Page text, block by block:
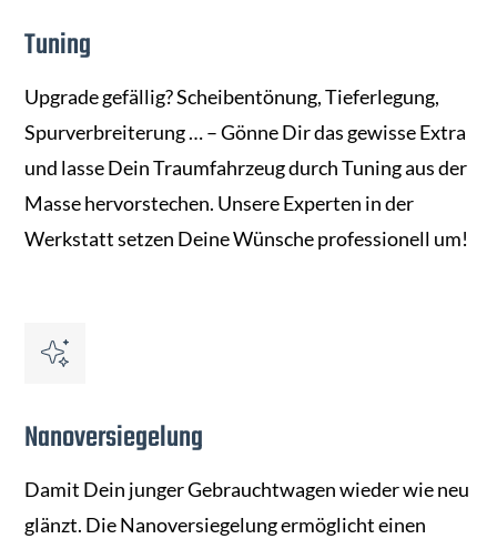
Tuning
Upgrade gefällig? Scheibentönung, Tieferlegung,
Spurverbreiterung … – Gönne Dir das gewisse Extra
und lasse Dein Traumfahrzeug durch Tuning aus der
Masse hervorstechen. Unsere Experten in der
Werkstatt setzen Deine Wünsche professionell um!
Nanoversiegelung
Damit Dein junger Gebrauchtwagen wieder wie neu
glänzt. Die Nanoversiegelung ermöglicht einen